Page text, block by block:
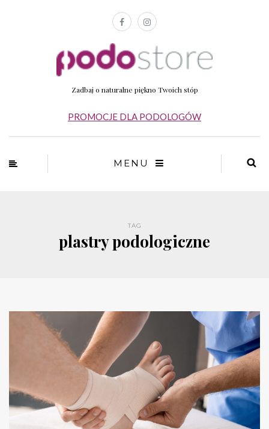
Zadbaj o naturalne piękno Twoich stóp
PROMOCJE DLA PODOLOGÓW
MENU
TAG
plastry podologiczne